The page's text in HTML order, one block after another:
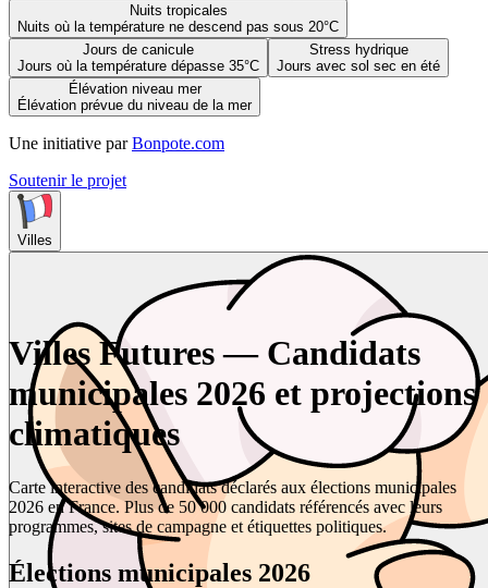
Nuits tropicales
Nuits où la température ne descend pas sous 20°C
Jours de canicule
Jours où la température dépasse 35°C
Stress hydrique
Jours avec sol sec en été
Élévation niveau mer
Élévation prévue du niveau de la mer
Une initiative par Bonpote.com
Soutenir le projet
Villes
Villes Futures — Candidats
municipales 2026 et projections
climatiques
Carte interactive des candidats déclarés aux élections municipales
2026 en France. Plus de 50 000 candidats référencés avec leurs
programmes, sites de campagne et étiquettes politiques.
Élections municipales 2026